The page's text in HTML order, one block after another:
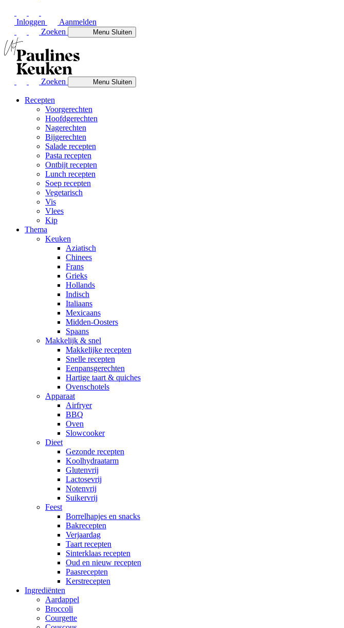
Inloggen
Aanmelden
Zoeken
MenuSluiten
Zoeken MenuSluiten
Recepten
Voorgerechten
Hoofdgerechten
Nagerechten
Bijgerechten
Salade recepten
Pasta recepten
Ontbijt recepten
Lunch recepten
Soep recepten
Vegetarisch
Vis
Vlees
Kip
Thema
Keuken
Aziatisch
Chinees
Frans
Grieks
Hollands
Indisch
Italiaans
Mexicaans
Midden-Oosters
Spaans
Makkelijk & snel
Makkelijke recepten
Snelle recepten
Eenpansgerechten
Hartige taart & quiches
Ovenschotels
Apparaat
Airfryer
BBQ
Oven
Slowcooker
Dieet
Gezonde recepten
Koolhydraatarm
Glutenvrij
Lactosevrij
Notenvrij
Suikervrij
Feest
Borrelhapjes en snacks
Bakrecepten
Verjaardag
Taart recepten
Sinterklaas recepten
Oud en nieuw recepten
Paasrecepten
Kerstrecepten
Ingrediënten
Aardappel
Broccoli
Courgette